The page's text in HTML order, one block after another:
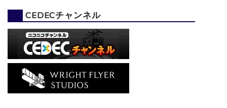
CEDECチャンネル